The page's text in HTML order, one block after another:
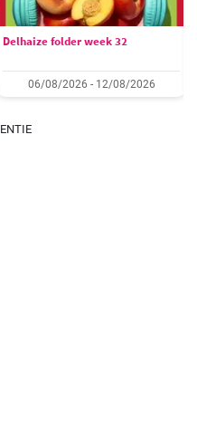
Delhaize folder week 32
06/08/2026 - 12/08/2026